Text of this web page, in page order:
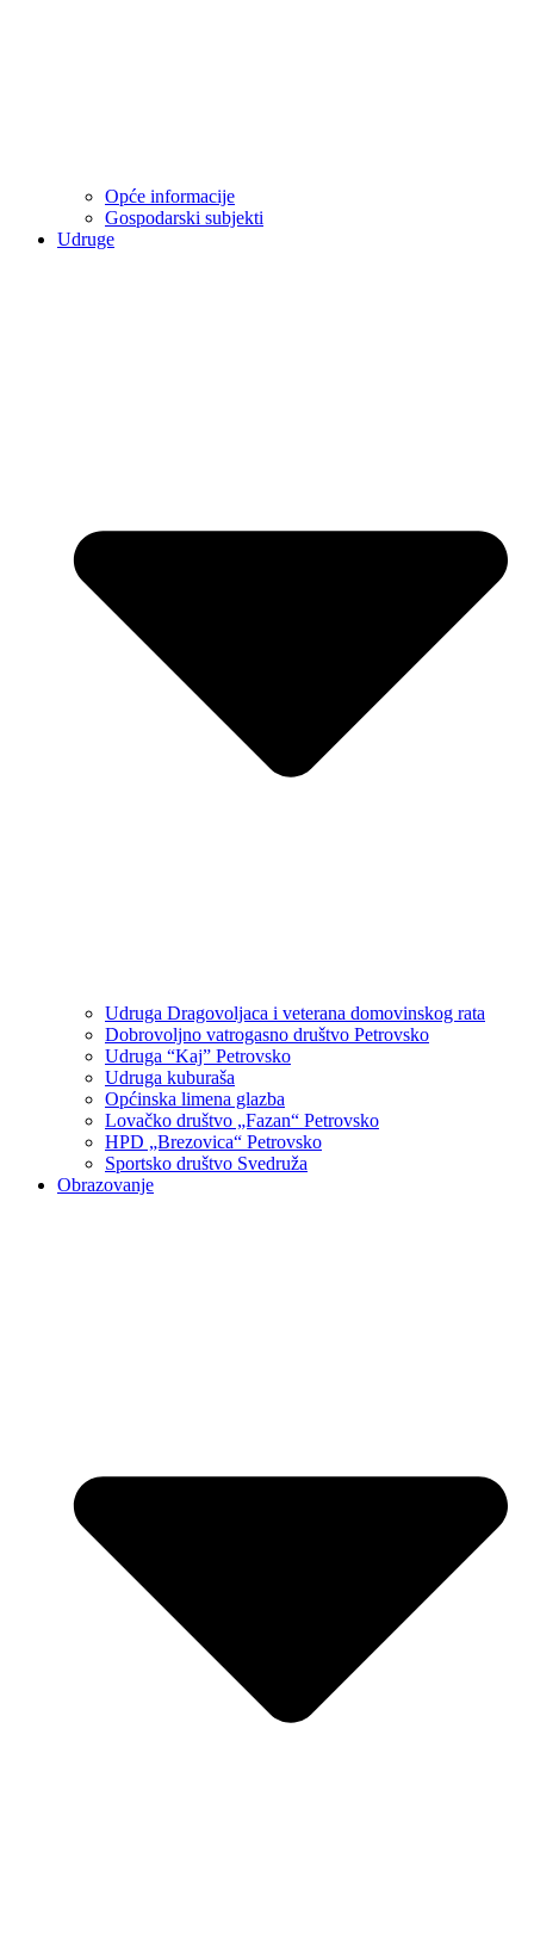
Opće informacije
Gospodarski subjekti
Udruge
Udruga Dragovoljaca i veterana domovinskog rata
Dobrovoljno vatrogasno društvo Petrovsko
Udruga “Kaj” Petrovsko
Udruga kuburaša
Općinska limena glazba
Lovačko društvo „Fazan“ Petrovsko
HPD „Brezovica“ Petrovsko
Sportsko društvo Svedruža
Obrazovanje